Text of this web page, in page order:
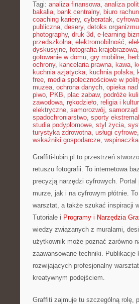
Tagi: analiza finansowa, analiza
bakalia, bank centralny, biuro
coaching kariery, cyberatak,
publiczna, desery, detoks organizmu
photography, druk 3d, e-learning
przedszkolna, elektromobilność,
dyskusyjne, fotografia krajobrazowa,
gotowanie w domu, gry mobilne,
ochrony, kancelaria prawna, kawa,
kuchnia azjatycka, kuchnia polska,
free, media społecznościowe w
muzea, ochrona danych, opieka
piwo, PKB, plac zabaw, podróże
zawodowa, rękodzieło, religia i
elektryczne, samorozwój,
spadochroniarstwo, sporty
studia podyplomowe, styl życia,
turystyka zdrowotna, usługi cyfrowe,
wskaźniki gospodarcze, wspinaczka
Graffiti-lubin.pl to przestrzeń
retuszu fotografii. To internetowa
precyzją narzędzi cyfrowych.
murze, jak i na cyfrowym płótnie.
warsztat, a także szukać inspiracji
Tutoriale i Programy i Narzędzia
wiedzy związanych z muralami,
użytkownik może poznać zarówno
zaawansowane techniki.
rozwijających profesjonalny
kreatywnym podejściem.
Graffiti zajmuje tu szczególną rolę,